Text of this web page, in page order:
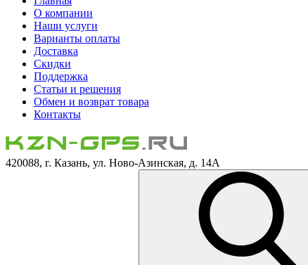
О компании
Наши услуги
Варианты оплаты
Доставка
Скидки
Поддержка
Статьи и решения
Обмен и возврат товара
Контакты
420088, г. Казань, ул. Ново-Азинская, д. 14А